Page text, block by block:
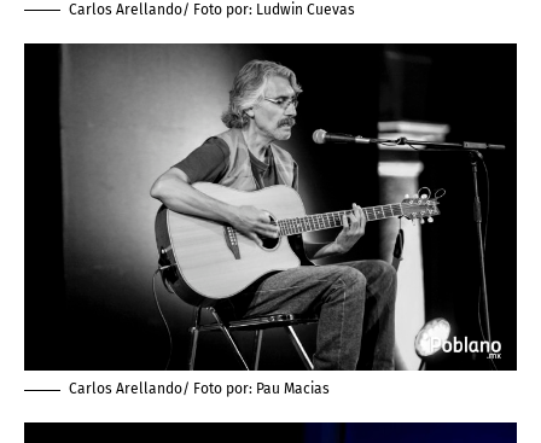
Carlos Arellando/ Foto por: Ludwin Cuevas
Carlos Arellando/ Foto por: Pau Macias